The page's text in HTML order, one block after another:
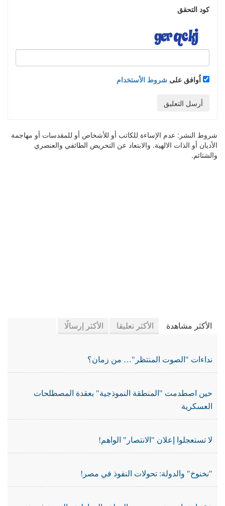
كود التحقق
اُوافق على شروط الأستخدام
أرسل التعليق
شروط النشر: عدم الإساءة للكاتب أو للأشخاص أو للمقدسات أو مهاجمة
الأديان أو الذات الالهية. والابتعاد عن التحريض الطائفي والعنصري
والشتائم.
الأكثر مشاهدة الأكثر تعليقا الأكثر إرسالًا
نداءات "الصوت المنتظر"… من زمان؟
حين اصطدمت "المنطقة النموذجية" بعقدة المصطلحات
العسكرية
لا تستعجلوا إعلان "الانتصار" الواهم!
"نخنوخ" والدولة: تحولات النفوذ في مصر!